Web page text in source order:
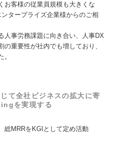
お客様の従業員規模も大きくな
タープライズ企業様からのご相
人事労務課題に向き合い、人事DX
重要性が社内でも増しており、
て全社ビジネスの拡大に寄
を実現する
総MRRをKGIとして定め活動